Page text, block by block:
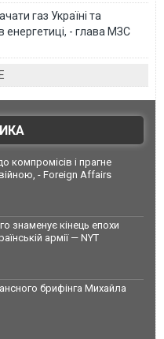
газ Україні та
- глава МЗС
компромісів і прагне
- Foreign Affairs
знаменує кінець епохи
армії — NYT
брифінга Михайла